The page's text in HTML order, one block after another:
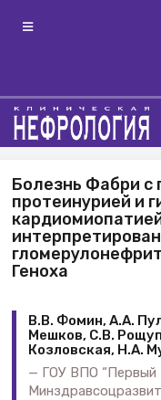
Болезнь Фабри с
протеинурией и
Геноха
В.В. Фомин, А.А.
Мешков, С.В.
Козловская, Н.А.
ГОУ ВПО “Первый